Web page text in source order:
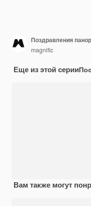
Поздравления
magnific
Еще из этой серии
Вам также могут